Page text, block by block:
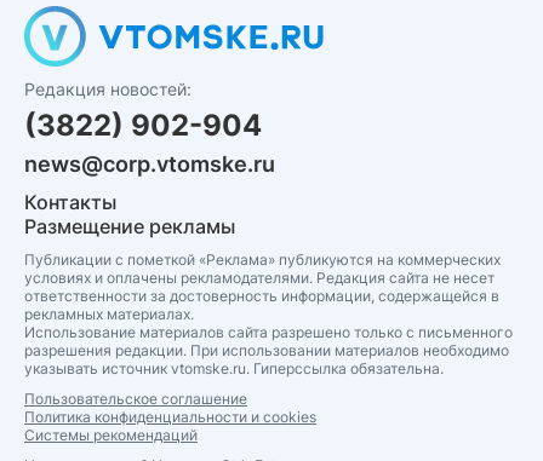
Редакция новостей:
(3822) 902-904
news@corp.vtomske.ru
Контакты
Размещение рекламы
Публикации с пометкой «Реклама» публикуются на коммерческих
условиях и оплачены рекламодателями. Редакция сайта не несет
ответственности за достоверность информации, содержащейся в
рекламных материалах.
Использование материалов сайта разрешено только с письменного
разрешения редакции. При использовании материалов необходимо
указывать источник vtomske.ru. Гиперссылка обязательна.
Пользовательское соглашение
Политика конфиденциальности и cookies
Системы рекомендаций